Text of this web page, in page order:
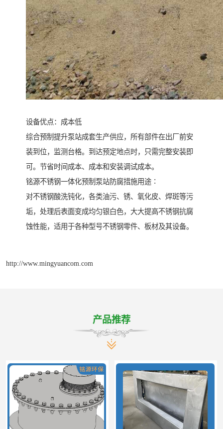
设备优点：成本低
综合预制提升泵站成套生产供应，所有部件在出厂前安
装到位，监测台格。到达预定地点时，只需完整安装即
可。节省时间成本、成本和安装调试成本。
铭源不锈钢一体化预制泵站防腐措施用途∶
对不锈钢酸洗钝化，各类油污、锈、氧化皮、焊斑等污
垢，处理后表面变成均匀银白色，大大提高不锈钢抗腐
蚀性能，适用于各种型号不锈钢零件、板材及其设备。
http://www.mingyuancom.com
产品推荐